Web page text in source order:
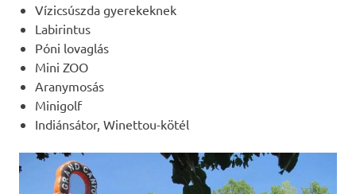
Vízicsúszda gyerekeknek
Labirintus
Póni lovaglás
Mini ZOO
Aranymosás
Minigolf
Indiánsátor, Winettou-kötél